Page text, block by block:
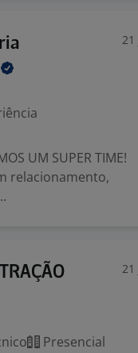
21
UM SUPER TIME!
relacionamento,
21
Presencial